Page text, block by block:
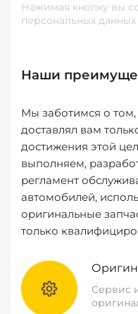
Нажимая кнопку вы
персональных данных
Наши
Мы заботимся о
доставлял вам
достижения этой
выполняем,
регламент
автомобилей,
оригинальные
только
Сервис